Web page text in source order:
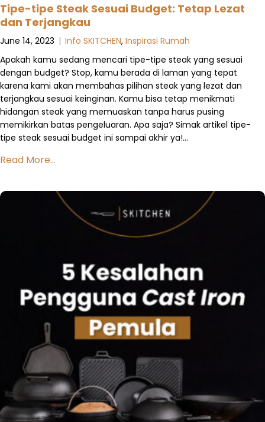
Tipe-tipe Steak Sesuai Budget: Tetap Lezat
dan Terjangkau
June 14, 2023 | Info SKITCHEN, Inspirasi Rumah
Apakah kamu sedang mencari tipe-tipe steak yang sesuai
dengan budget? Stop, kamu berada di laman yang tepat
karena kami akan membahas pilihan steak yang lezat dan
terjangkau sesuai keinginan. Kamu bisa tetap menikmati
hidangan steak yang memuaskan tanpa harus pusing
memikirkan batas pengeluaran. Apa saja? Simak artikel tipe-
tipe steak sesuai budget ini sampai akhir ya!…
Read More...